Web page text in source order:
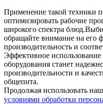
Применение такой техники
оптимизировать рабочие
широкого спектра блюд.
обращайте внимание на его
производительность и
Эффективное использование
оборудования станет
производительности и
общепита.
Продолжая использовать
условиями обработки